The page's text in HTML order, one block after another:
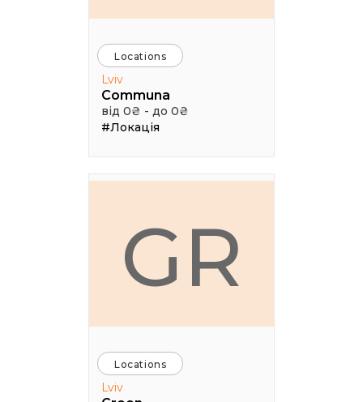
Locations
Lviv
Communa
від 0₴ - до 0₴
#Локація
GR
Locations
Lviv